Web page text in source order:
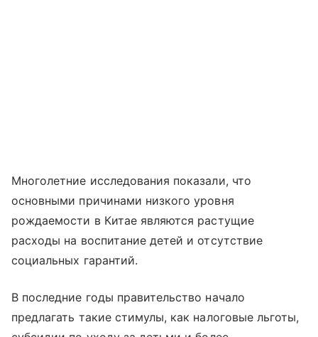
Многолетние исследования показали, что
основными причинами низкого уровня
рождаемости в Китае являются растущие
расходы на воспитание детей и отсутствие
социальных гарантий.
В последние годы правительство начало
предлагать такие стимулы, как налоговые льготы,